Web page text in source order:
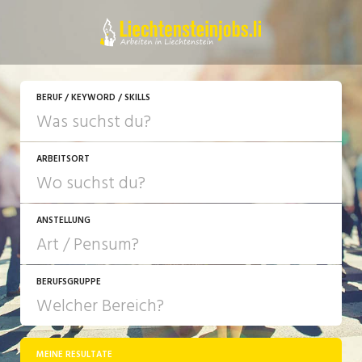
BERUF / KEYWORD / SKILLS
ARBEITSORT
ANSTELLUNG
JOB-TYP
Festanstellung
BERUFSGRUPPE
MEINE RESULTATE
JETZT BEWERBEN